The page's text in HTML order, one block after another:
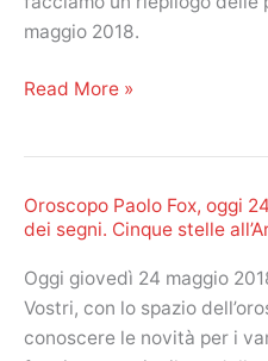
segni.
Cinque
stelle
maggio 2018.
Oroscopo
25
maggio
2018:
le
dei
Read More »
Oroscopo Paolo Fox, oggi
dei segni. Cinque stelle
Oggi giovedì 24 maggio
Vostri, con lo spazio
conoscere le novità per i